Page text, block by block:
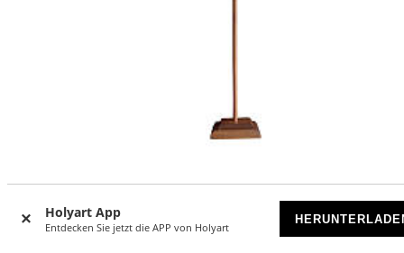
Holyart App
Entdecken Sie jetzt die APP von Holyart
Vortragekreuz, Modell Leonardo, Corpus Christi 3 x
Barockkreuz gebeizt